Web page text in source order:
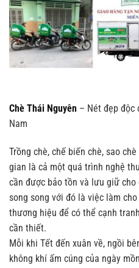
Chè Thái Nguyên – Nét đẹp độc
Nam
Trồng chè, chế biến chè, sao
gian là cả một quá trình nghệ
cần được bảo tồn và lưu giữ cho
song song với đó là việc làm
thương hiệu để có thể cạnh
cần thiết.
Mỗi khi Tết đến xuân về, ngồi
không khí ấm cúng của ngày